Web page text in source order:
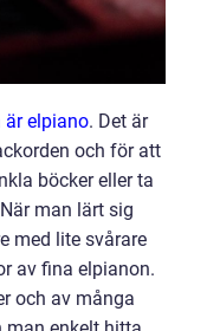
är elpiano. Det är
och för att
böcker eller ta
man lärt sig
med lite svårare
av fina elpianon.
och av många